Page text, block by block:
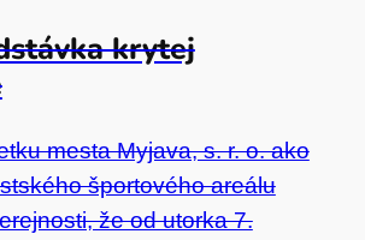
krytej
mesta Myjava, s. r. o. ako
športového areálu
že od utorka 7.